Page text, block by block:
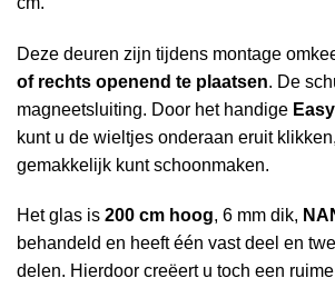
Deze deuren zijn tijdens montage
of rechts openend te plaatsen. De
magneetsluiting. Door het handige
kunt u de wieltjes onderaan eruit
gemakkelijk kunt schoonmaken.
Het glas is 200 cm hoog, 6 mm dik,
behandeld en heeft één vast deel en
delen. Hierdoor creëert u toch een